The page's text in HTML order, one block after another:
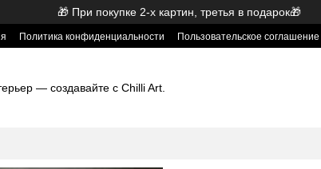
🎁 При покупке 2-х картин, третья в подарок🎁
Политика конфиденциальности Пользовательское соглашение
— создавайте с Chilli Art.